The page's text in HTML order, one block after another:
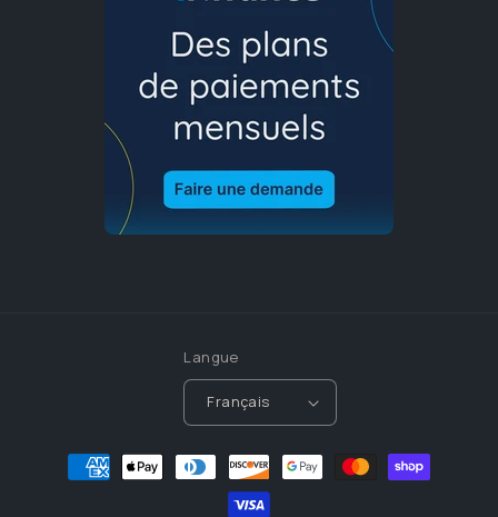
Langue
Français
Moyens